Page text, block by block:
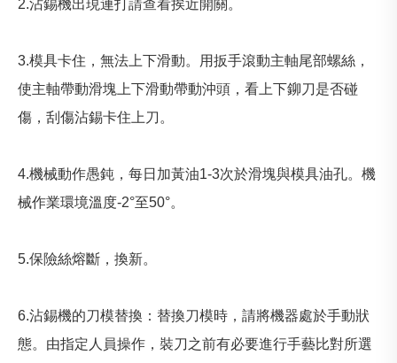
2.沾錫機出現連打請查看挨近開關。
3.模具卡住，無法上下滑動。用扳手滾動主軸尾部螺絲，
使主軸帶動滑塊上下滑動帶動沖頭，看上下鉚刀是否碰
傷，刮傷沾錫卡住上刀。
4.機械動作愚鈍，每日加黃油1-3次於滑塊與模具油孔。機
械作業環境溫度-2°至50°。
5.保險絲熔斷，換新。
6.沾錫機的刀模替換：替換刀模時，請將機器處於手動狀
態。由指定人員操作，裝刀之前有必要進行手藝比對所選